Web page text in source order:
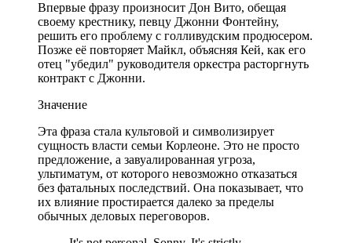
Впервые фразу произносит Дон Вито, обещая
своему крестнику, певцу Джонни Фонтейну,
решить его проблему с голливудским продюсером.
Позже её повторяет Майкл, объясняя Кей, как его
отец "убедил" руководителя оркестра расторгнуть
контракт с Джонни.
Значение
Эта фраза стала культовой и символизирует
сущность власти семьи Корлеоне. Это не просто
предложение, а завуалированная угроза,
ультиматум, от которого невозможно отказаться
без фатальных последствий. Она показывает, что
их влияние простирается далеко за пределы
обычных деловых переговоров.